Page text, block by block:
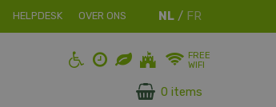
HELPDESK OVER ONS
FREE
WIFI
0 items